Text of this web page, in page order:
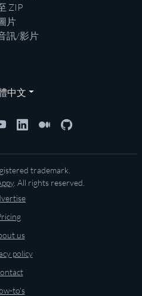
ZIP
片
訊/影片
中文
trademark.
. All rights reserved.
us
policy
to's